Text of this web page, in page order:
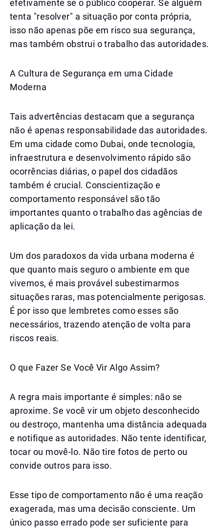
efetivamente se o público cooperar. Se alguém
tenta "resolver" a situação por conta própria,
isso não apenas põe em risco sua segurança,
mas também obstrui o trabalho das autoridades.
A Cultura de Segurança em uma Cidade
Moderna
Tais advertências destacam que a segurança
não é apenas responsabilidade das autoridades.
Em uma cidade como Dubai, onde tecnologia,
infraestrutura e desenvolvimento rápido são
ocorrências diárias, o papel dos cidadãos
também é crucial. Conscientização e
comportamento responsável são tão
importantes quanto o trabalho das agências de
aplicação da lei.
Um dos paradoxos da vida urbana moderna é
que quanto mais seguro o ambiente em que
vivemos, é mais provável subestimarmos
situações raras, mas potencialmente perigosas.
É por isso que lembretes como esses são
necessários, trazendo atenção de volta para
riscos reais.
O que Fazer Se Você Vir Algo Assim?
A regra mais importante é simples: não se
aproxime. Se você vir um objeto desconhecido
ou destroço, mantenha uma distância adequada
e notifique as autoridades. Não tente identificar,
tocar ou movê-lo. Não tire fotos de perto ou
convide outros para isso.
Esse tipo de comportamento não é uma reação
exagerada, mas uma decisão consciente. Um
único passo errado pode ser suficiente para